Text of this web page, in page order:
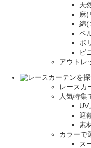
天
麻(
綿(
ベ
ポ
ビ
アウトレ
レースカ
人気特集
UV
遮
素
カラーで
ス